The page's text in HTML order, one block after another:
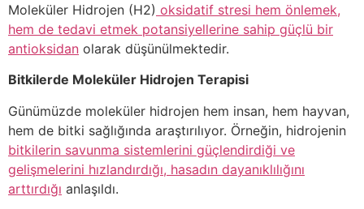
Moleküler Hidrojen (H2) oksidatif stresi hem önlemek,
hem de tedavi etmek potansiyellerine sahip güçlü bir
antioksidan olarak düşünülmektedir.
Bitkilerde Moleküler Hidrojen Terapisi
Günümüzde moleküler hidrojen hem insan, hem hayvan,
hem de bitki sağlığında araştırılıyor. Örneğin, hidrojenin
bitkilerin savunma sistemlerini güçlendirdiği ve
gelişmelerini hızlandırdığı, hasadın dayanıklılığını
arttırdığı anlaşıldı.